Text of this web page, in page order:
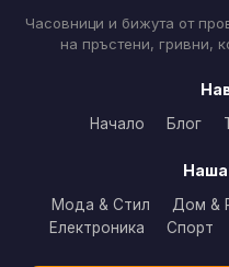
Часовници и бижута от
на пръстени, гривни,
Начало Блог
Мода & Стил Дом &
Електроника
Спорт